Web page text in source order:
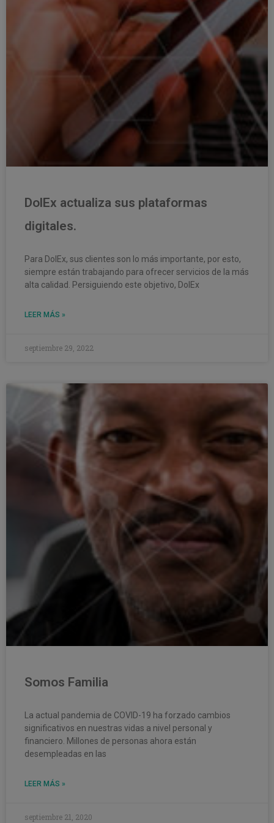
DolEx actualiza sus plataformas
digitales.
Para DolEx, sus clientes son lo más importante, por esto,
siempre están trabajando para ofrecer servicios de la más
alta calidad. Persiguiendo este objetivo, DolEx
LEER MÁS »
septiembre 29, 2022
Somos Familia
La actual pandemia de COVID-19 ha forzado cambios
significativos en nuestras vidas a nivel personal y
financiero. Millones de personas ahora están
desempleadas en las
LEER MÁS »
septiembre 21, 2020